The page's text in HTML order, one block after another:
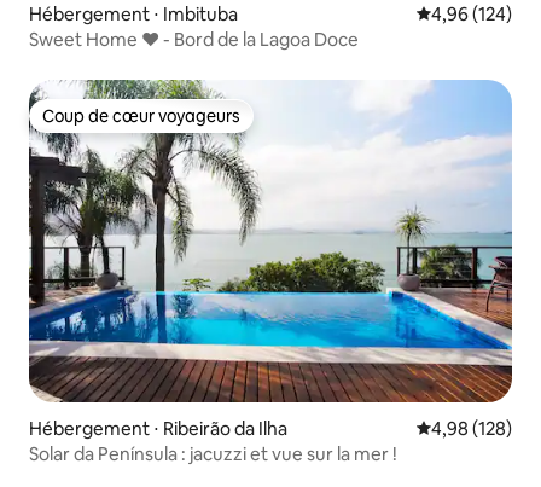
Hébergement ⋅ Imbituba Évaluation
4,96 (124)
Sweet Home ❤️ - Bord de la Lagoa Doce
Coup de cœur voyageurs
Coup de cœur voyageurs
Hébergement ⋅ Ribeirão da Ilha Évaluation
4,98 (128)
Solar da Península : jacuzzi et vue sur la mer !